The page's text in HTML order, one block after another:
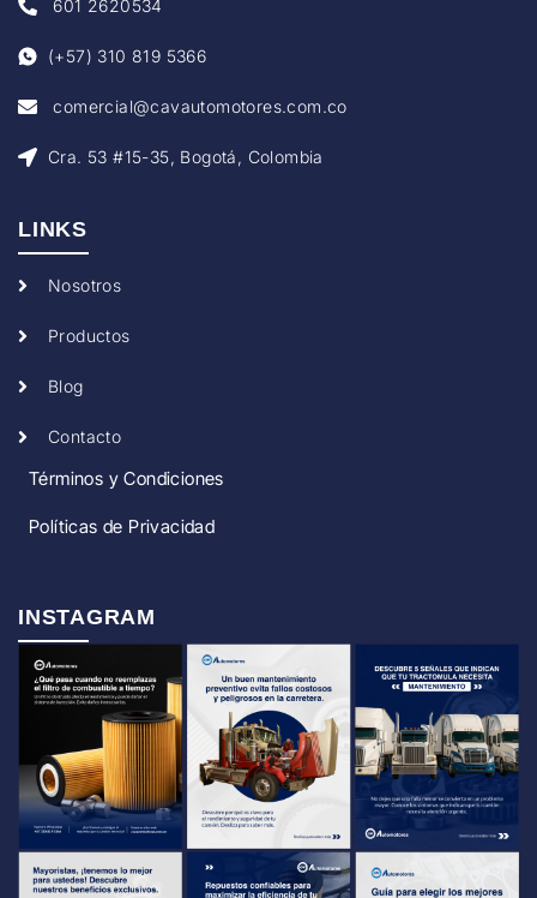
601 2620534
(+57) 310 819 5366
comercial@cavautomotores.com.co
Cra. 53 #15-35, Bogotá, Colombia
LINKS
Nosotros
Productos
Blog
Contacto
Términos y Condiciones
Políticas de Privacidad
INSTAGRAM